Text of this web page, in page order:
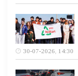
30-07-2026, 14:30